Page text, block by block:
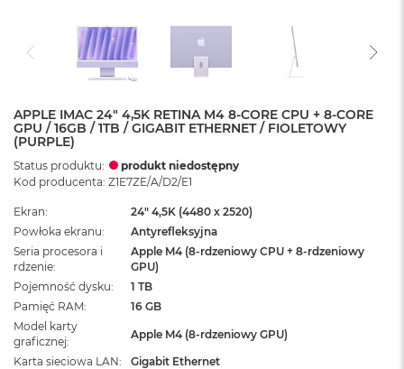
APPLE IMAC 24" 4,5K RETINA M4 8-CORE CPU + 8-CORE
GPU / 16GB / 1TB / GIGABIT ETHERNET / FIOLETOWY
(PURPLE)
Status produktu:
produkt niedostępny
Kod producenta: Z1E7ZE/A/D2/E1
Ekran
24" 4,5K (4480 x 2520)
Powłoka ekranu
Antyrefleksyjna
Seria procesora i
rdzenie
Apple M4 (8-rdzeniowy CPU + 8-rdzeniowy
GPU)
Pojemność dysku
1 TB
Pamięć RAM
16 GB
Model karty
graficznej
Apple M4 (8-rdzeniowy GPU)
Karta sieciowa LAN
Gigabit Ethernet